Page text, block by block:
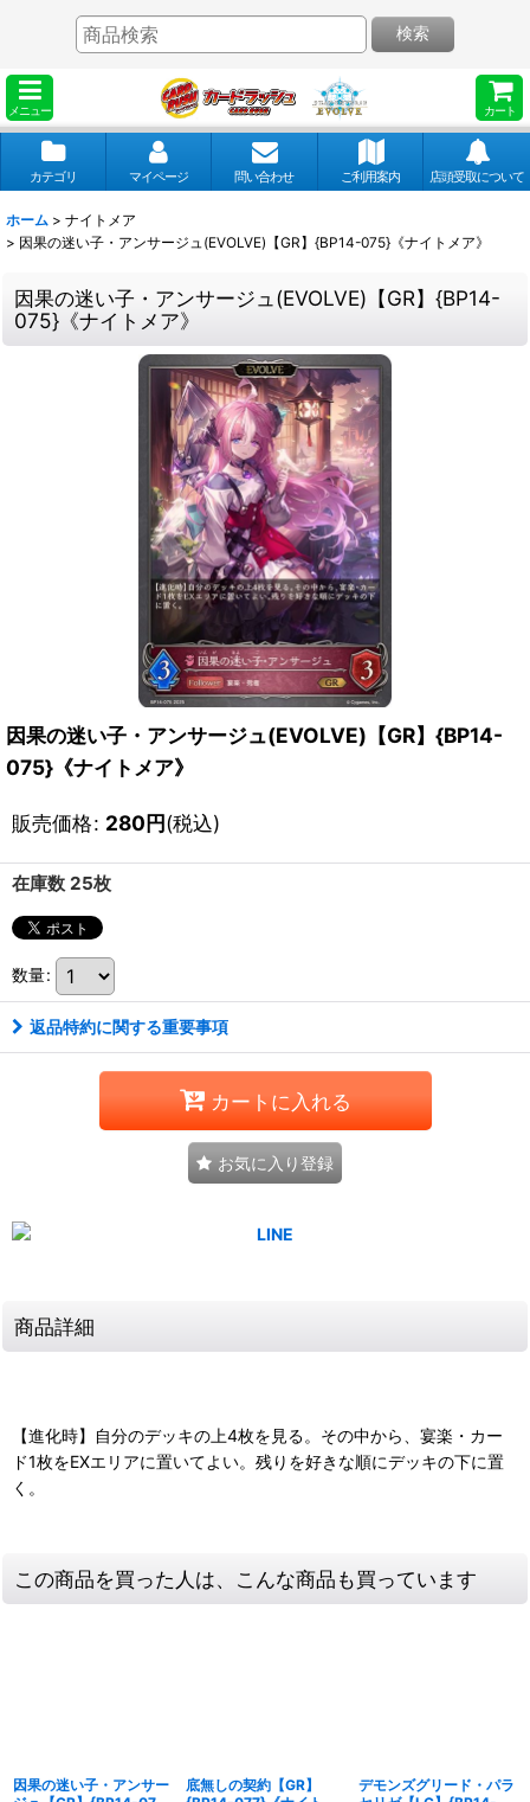
メニュー カート
検索
カテゴリ マイページ 問い合わせ ご利用案内 店頭受取について
ホーム > ナイトメア
> 因果の迷い子・アンサージュ(EVOLVE)【GR】{BP14-075}《ナイトメア》
因果の迷い子・アンサージュ(EVOLVE)【GR】{BP14-
075}《ナイトメア》
因果の迷い子・アンサージュ(EVOLVE)【GR】{BP14-
075}《ナイトメア》
販売価格: 280円(税込)
在庫数 25枚
数量:
返品特約に関する重要事項
カートに入れる
お気に入り登録
商品詳細
【進化時】自分のデッキの上4枚を見る。その中から、宴楽・カー
ド1枚をEXエリアに置いてよい。残りを好きな順にデッキの下に置
く。
この商品を買った人は、こんな商品も買っています
因果の迷い子・アンサー
底無しの契約【GR】
デモンズグリード・パラ